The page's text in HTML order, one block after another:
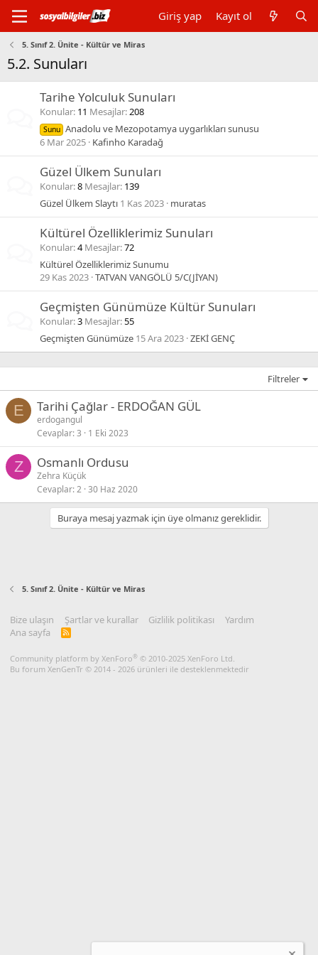
Giriş yap Kayıt ol
5. Sınıf 2. Ünite - Kültür ve Miras
5.2. Sunuları
Tarihe Yolculuk Sunuları
Konular 11 Mesajlar 208
Sunu Anadolu ve Mezopotamya uygarlıkları sunusu
6 Mar 2025 Kafinho Karadağ
Güzel Ülkem Sunuları
Konular 8 Mesajlar 139
Güzel Ülkem Slaytı 1 Kas 2023 muratas
Kültürel Özelliklerimiz Sunuları
Konular 4 Mesajlar 72
Kültürel Özelliklerimiz Sunumu
29 Kas 2023 TATVAN VANGÖLÜ 5/C(JİYAN)
Geçmişten Günümüze Kültür Sunuları
Konular 3 Mesajlar 55
Geçmişten Günümüze 15 Ara 2023 ZEKİ GENÇ
Filtreler
E Tarihi Çağlar - ERDOĞAN GÜL
erdogangul
Cevaplar 3 1 Eki 2023
Z Osmanlı Ordusu
Zehra Küçük
Cevaplar 2 30 Haz 2020
Buraya mesaj yazmak için üye olmanız gereklidir.
5. Sınıf 2. Ünite - Kültür ve Miras
Bize ulaşın Şartlar ve kurallar Gizlilik politikası
Yardım
Ana sayfa
R
Community platform by XenForo® © 2010-2025 XenForo Ltd.
Bu forum XenGenTr © 2014 - 2026 ürünleri ile desteklenmektedir